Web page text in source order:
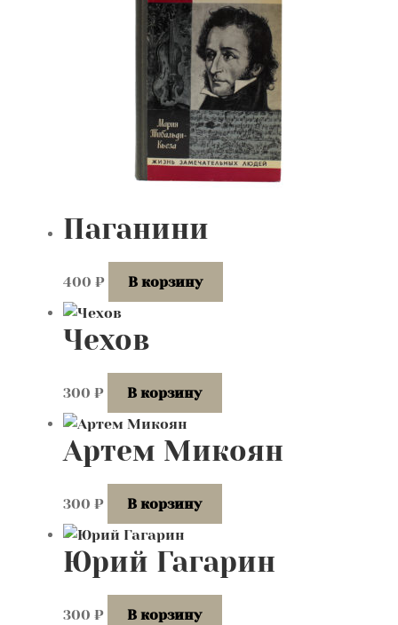
Паганини
400 ₽ В корзину
Чехов
300 ₽ В корзину
Артем Микоян
300 ₽ В корзину
Юрий Гагарин
300 ₽ В корзину